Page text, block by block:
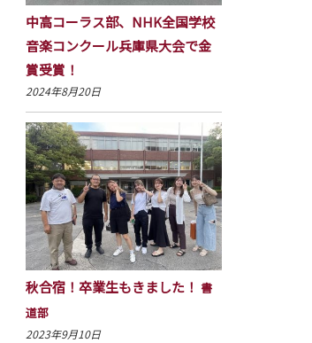
中高コーラス部、NHK全国学校
音楽コンクール兵庫県大会で金
賞受賞！
2024年8月20日
秋合宿！卒業生もきました！ 書
道部
2023年9月10日